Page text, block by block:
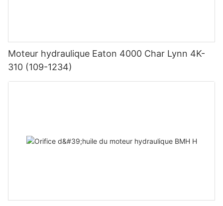
Moteur hydraulique Eaton 4000 Char Lynn 4K-
310 (109-1234)